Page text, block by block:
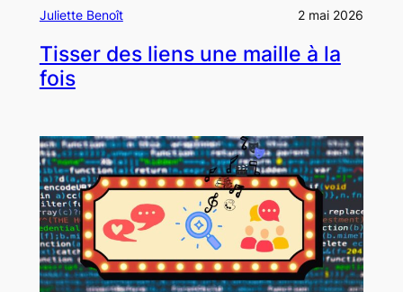
Juliette Benoît 2 mai 2026
Tisser des liens une maille à la
fois